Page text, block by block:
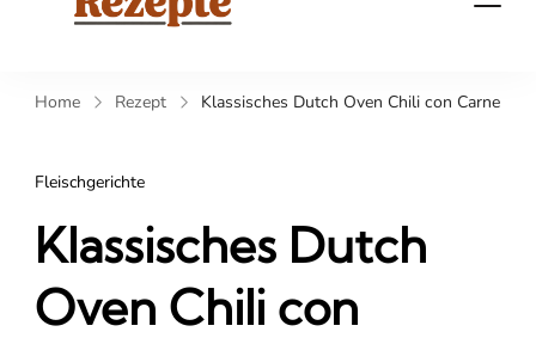
Die besten Rezepte für
Home Rezept Klassisches Dutch Oven Chili con Carne
Fleischgerichte
Klassisches Dutch
Oven Chili con